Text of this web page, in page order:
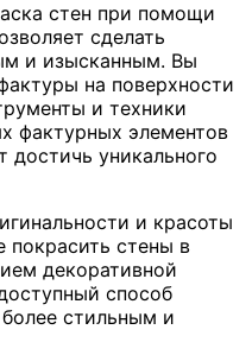
стен при помощи
сделать
и изысканным. Вы
на поверхности
и техники
фактурных элементов
достичь уникального
и красоты
покрасить стены в
декоративной
способ
стильным и